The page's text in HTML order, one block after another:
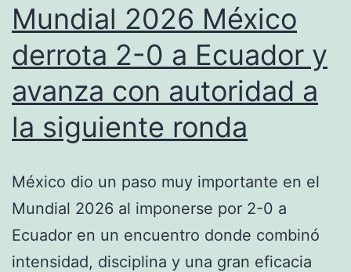
Mundial 2026 México
derrota 2-0 a Ecuador y
avanza con autoridad a
la siguiente ronda
México dio un paso muy importante en el
Mundial 2026 al imponerse por 2-0 a
Ecuador en un encuentro donde combinó
intensidad, disciplina y una gran eficacia